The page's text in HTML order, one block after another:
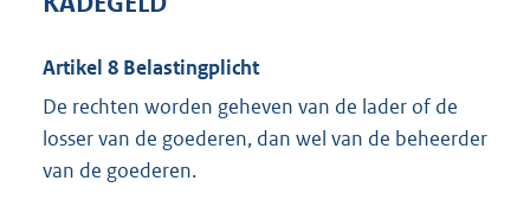
Artikel 8 Belastingplicht
De rechten worden geheven van de lader of de
losser van de goederen, dan wel van de beheerder
van de goederen.